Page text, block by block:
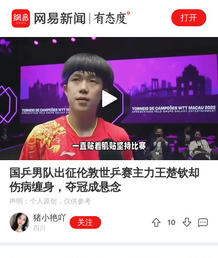
打开
00:00 01:10
Play
国乒男队出征伦敦世乒赛主力王楚钦却
伤病缠身，夺冠成悬念
声明：个人原创，仅供参考
猪小艳吖
四川
关注 10